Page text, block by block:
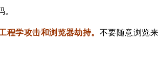
学攻击和浏览器劫持。 不要随意浏览